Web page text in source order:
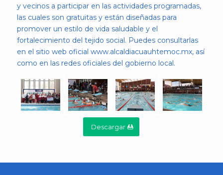
y vecinos a participar en las actividades programadas,
las cuales son gratuitas y están diseñadas para
promover un estilo de vida saludable y el
fortalecimiento del tejido social. Puedes consultarlas
en el sitio web oficial www.alcaldiacuauhtemoc.mx, así
como en las redes oficiales del gobierno local.
Descargar